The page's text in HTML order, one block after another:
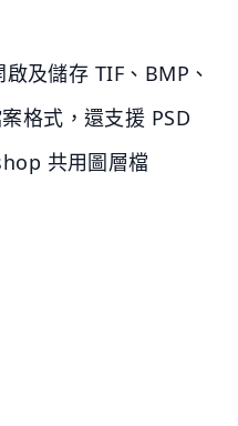
及儲存 TIF、BMP、
格式，還支援 PSD
共用圖層檔